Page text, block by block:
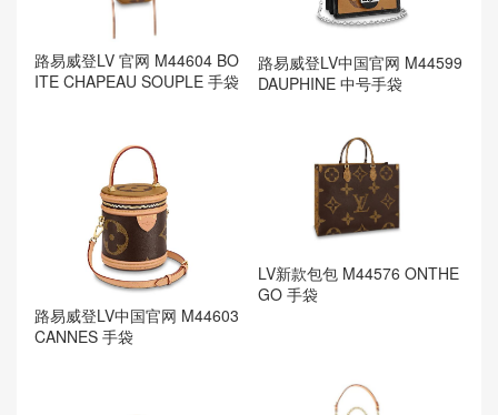
路易威登LV 官网 M44604 BO
ITE CHAPEAU SOUPLE 手袋
路易威登LV中国官网 M44599
DAUPHINE 中号手袋
路易威登LV中国官网 M44603
CANNES 手袋
LV新款包包 M44576 ONTHE
GO 手袋